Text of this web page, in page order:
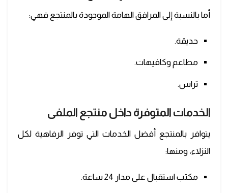
أما بالنسبة إلى المرافق الهامة الموجودة بالمنتجع فهي:
حديقة.
مطاعم وكافيهات.
تراس.
الخدمات المتوفرة داخل منتجع الملفى
يتوافر بالمنتجع أفضل الخدمات التي توفر الرفاهية لكل
النزلاء، ومنها:
مكتب استقبال على مدار 24 ساعة.